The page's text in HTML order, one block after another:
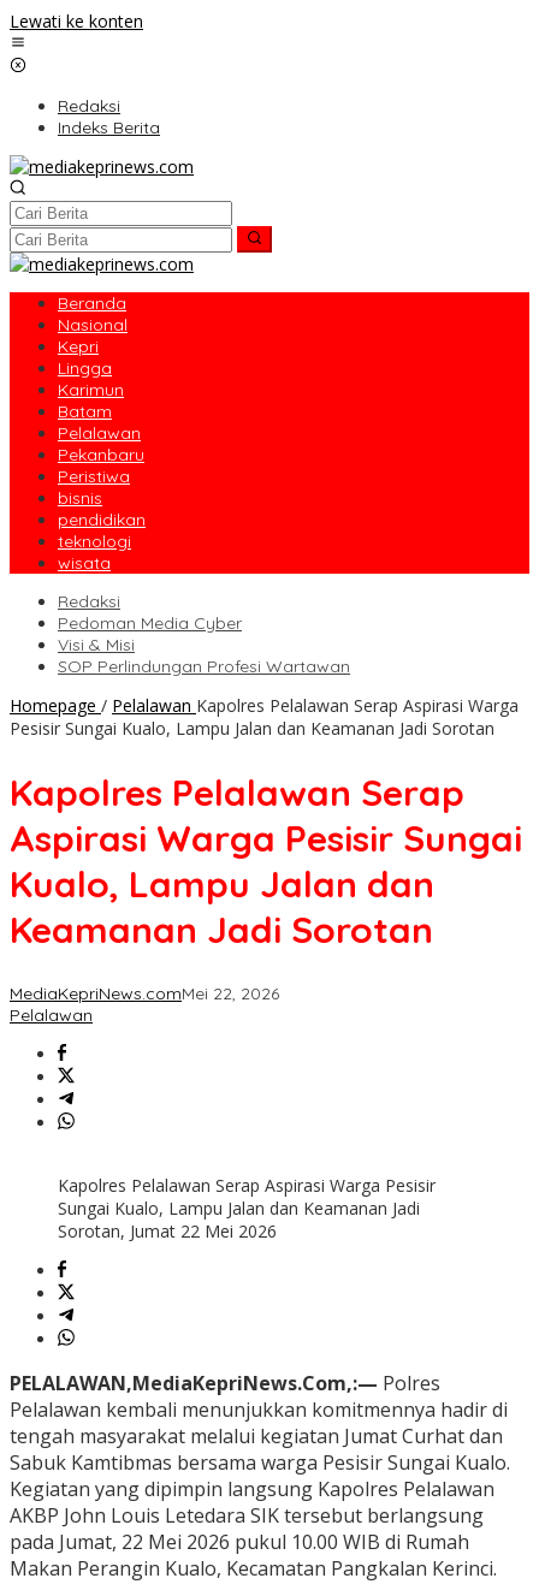
Lewati ke konten
Redaksi
Indeks Berita
Beranda
Nasional
Kepri
Lingga
Karimun
Batam
Pelalawan
Pekanbaru
Peristiwa
bisnis
pendidikan
teknologi
wisata
Redaksi
Pedoman Media Cyber
Visi & Misi
SOP Perlindungan Profesi Wartawan
Homepage / Pelalawan Kapolres Pelalawan Serap Aspirasi Warga
Pesisir Sungai Kualo, Lampu Jalan dan Keamanan Jadi Sorotan
Kapolres Pelalawan Serap
Aspirasi Warga Pesisir Sungai
Kualo, Lampu Jalan dan
Keamanan Jadi Sorotan
MediaKepriNews.comMei 22, 2026
Pelalawan
Kapolres Pelalawan Serap Aspirasi Warga Pesisir
Sungai Kualo, Lampu Jalan dan Keamanan Jadi
Sorotan, Jumat 22 Mei 2026
PELALAWAN,MediaKepriNews.Com,:— Polres
Pelalawan kembali menunjukkan komitmennya hadir di
tengah masyarakat melalui kegiatan Jumat Curhat dan
Sabuk Kamtibmas bersama warga Pesisir Sungai Kualo.
Kegiatan yang dipimpin langsung Kapolres Pelalawan
AKBP John Louis Letedara SIK tersebut berlangsung
pada Jumat, 22 Mei 2026 pukul 10.00 WIB di Rumah
Makan Perangin Kualo, Kecamatan Pangkalan Kerinci.